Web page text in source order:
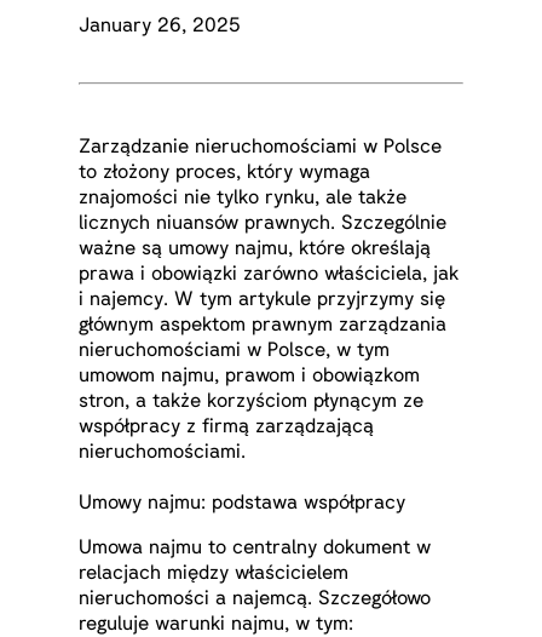
January 26, 2025
Zarządzanie nieruchomościami w Polsce
to złożony proces, który wymaga
znajomości nie tylko rynku, ale także
licznych niuansów prawnych. Szczególnie
ważne są umowy najmu, które określają
prawa i obowiązki zarówno właściciela, jak
i najemcy. W tym artykule przyjrzymy się
głównym aspektom prawnym zarządzania
nieruchomościami w Polsce, w tym
umowom najmu, prawom i obowiązkom
stron, a także korzyściom płynącym ze
współpracy z firmą zarządzającą
nieruchomościami.
Umowy najmu: podstawa współpracy
Umowa najmu to centralny dokument w
relacjach między właścicielem
nieruchomości a najemcą. Szczegółowo
reguluje warunki najmu, w tym: